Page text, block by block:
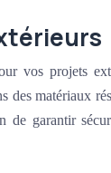
vos projets
des matériaux
de garantir